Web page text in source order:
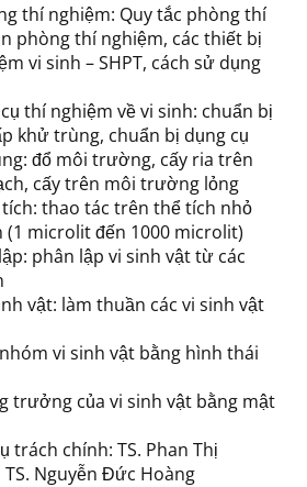
thí nghiệm: Quy tắc phòng thí
phòng thí nghiệm, các thiết bị
vi sinh – SHPT, cách sử dụng
thí nghiệm về vi sinh: chuẩn bị
khử trùng, chuẩn bị dụng cụ
đổ môi trường, cấy ria trên
cấy trên môi trường lỏng
thao tác trên thể tích nhỏ
(1 microlit đến 1000 microlit)
phân lập vi sinh vật từ các
vật: làm thuần các vi sinh vật
vi sinh vật bằng hình thái
trưởng của vi sinh vật bằng mật
trách chính: TS. Phan Thị
Nguyễn Đức Hoàng